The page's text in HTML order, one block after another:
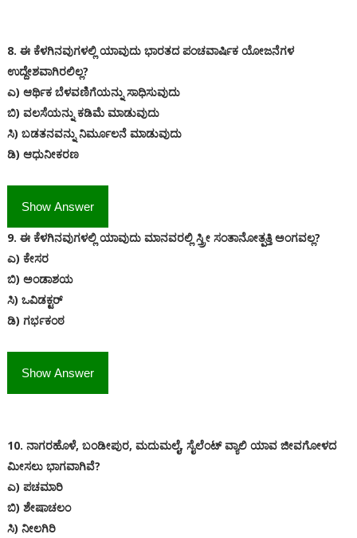
8. ಈ ಕೆಳಗಿನವುಗಳಲ್ಲಿ ಯಾವುದು ಭಾರತದ ಪಂಚವಾರ್ಷಿಕ ಯೋಜನೆಗಳ
ಉದ್ದೇಶವಾಗಿರಲಿಲ್ಲ?
ಎ) ಆರ್ಥಿಕ ಬೆಳವಣಿಗೆಯನ್ನು ಸಾಧಿಸುವುದು
ಬಿ) ವಲಸೆಯನ್ನು ಕಡಿಮೆ ಮಾಡುವುದು
ಸಿ) ಬಡತನವನ್ನು ನಿರ್ಮೂಲನೆ ಮಾಡುವುದು
ಡಿ) ಆಧುನೀಕರಣ
Show Answer
9. ಈ ಕೆಳಗಿನವುಗಳಲ್ಲಿ ಯಾವುದು ಮಾನವರಲ್ಲಿ ಸ್ತ್ರೀ ಸಂತಾನೋತ್ಪತ್ತಿ ಅಂಗವಲ್ಲ?
ಎ) ಕೇಸರ
ಬಿ) ಅಂಡಾಶಯ
ಸಿ) ಒವಿಡಕ್ಟರ್‌
ಡಿ) ಗರ್ಭಕಂಠ
Show Answer
10. ನಾಗರಹೊಳೆ, ಬಂಡೀಪುರ, ಮದುಮಲೈ, ಸೈಲೆಂಟ್ ವ್ಯಾಲಿ ಯಾವ ಜೀವಗೋಳದ
ಮೀಸಲು ಭಾಗವಾಗಿವೆ?
ಎ) ಪಚಮಾರಿ
ಬಿ) ಶೇಷಾಚಲಂ
ಸಿ) ನೀಲಗಿರಿ